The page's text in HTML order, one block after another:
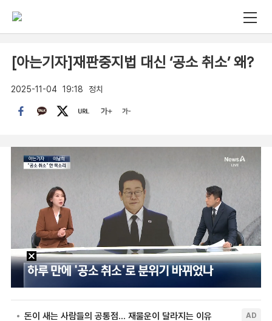
[아는기자]재판중지법 대신 ‘공소 취소’ 왜?
2025-11-04 19:18 정치